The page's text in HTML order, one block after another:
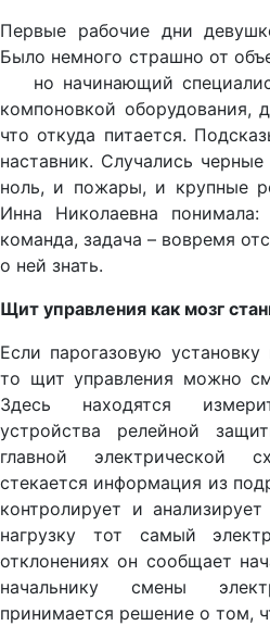
Первые рабочие дни
Было немного страшно от
но начинающий
компоновкой оборудования,
что откуда питается.
наставник. Случались
ноль, и пожары, и крупные
Инна Николаевна
команда, задача – вовремя
о ней знать.
Щит управления как мозг
Если парогазовую
то щит управления можно
Здесь находятся
устройства релейной
главной электрической
стекается информация из
контролирует и
нагрузку тот самый
отклонениях он сообщает
начальнику смены
принимается решение о том,